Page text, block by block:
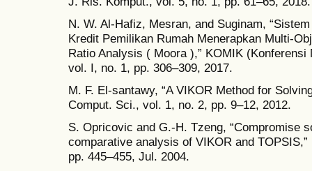
N. W. Al-Hafiz, Mesran, and Suginam,
Kredit Pemilikan Rumah Menerapkan Multi-
Ratio Analysis ( Moora ),” KOMIK
vol. I, no. 1, pp. 306–309, 2017.
M. F. El-santawy, “A VIKOR Method for
Comput. Sci., vol. 1, no. 2, pp. 9–12, 2012.
S. Opricovic and G.-H. Tzeng, “Compromise
comparative analysis of VIKOR and
pp. 445–455, Jul. 2004.